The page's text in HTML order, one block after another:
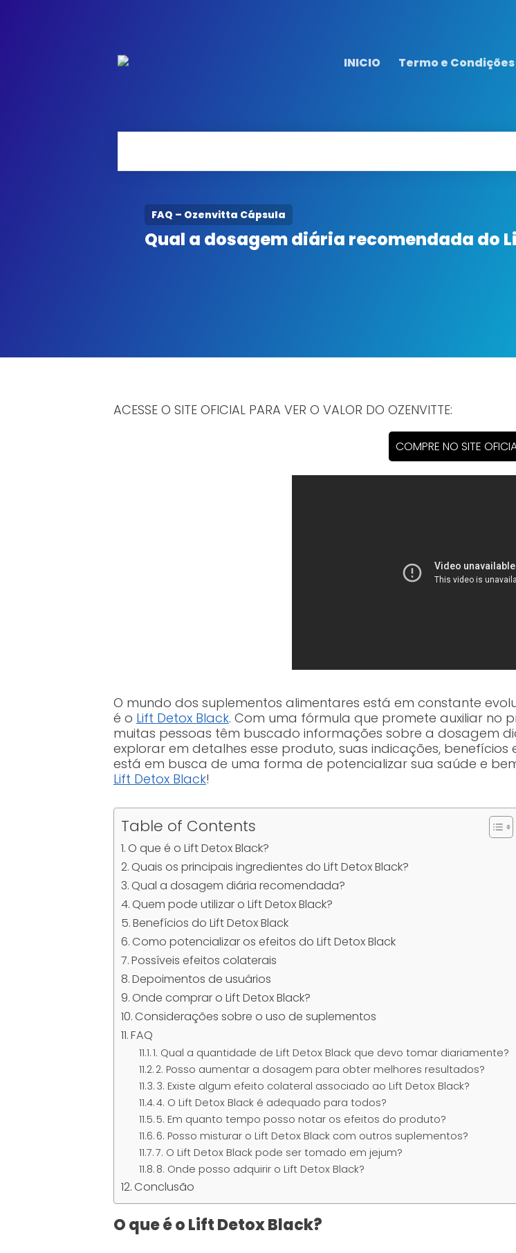
INICIO Termo e Condições
FAQ – Ozenvitta Cápsula
Qual a dosagem diária recomendada do
ACESSE O SITE OFICIAL PARA VER O VALOR DO OZENVITTE:
COMPRE NO SITE
O mundo dos suplementos alimentares está em constante
é o Lift Detox Black. Com uma fórmula que promete auxiliar no
muitas pessoas têm buscado informações sobre a dosagem
explorar em detalhes esse produto, suas indicações,
está em busca de uma forma de potencializar sua saúde e
Lift Detox Black!
Table of Contents
O que é o Lift Detox Black?
Quais os principais ingredientes do Lift Detox Black?
Qual a dosagem diária recomendada?
Quem pode utilizar o Lift Detox Black?
Benefícios do Lift Detox Black
Como potencializar os efeitos do Lift Detox Black
Possíveis efeitos colaterais
Depoimentos de usuários
Onde comprar o Lift Detox Black?
Considerações sobre o uso de suplementos
FAQ
1. Qual a quantidade de Lift Detox Black que devo tomar diariamente?
2. Posso aumentar a dosagem para obter melhores resultados?
3. Existe algum efeito colateral associado ao Lift Detox Black?
4. O Lift Detox Black é adequado para todos?
5. Em quanto tempo posso notar os efeitos do produto?
6. Posso misturar o Lift Detox Black com outros suplementos?
7. O Lift Detox Black pode ser tomado em jejum?
8. Onde posso adquirir o Lift Detox Black?
Conclusão
O que é o Lift Detox Black?